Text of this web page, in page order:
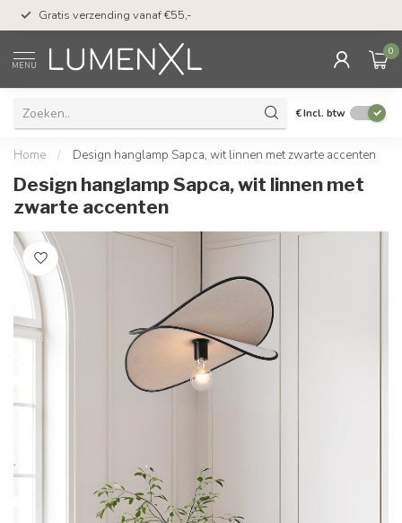
Gratis verzending vanaf €55,-
MENU
0
€Incl. btw
Home / Design hanglamp Sapca, wit linnen met zwarte accenten
Design hanglamp Sapca, wit linnen met
zwarte accenten